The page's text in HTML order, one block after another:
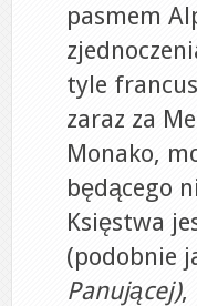
pasmem
tyle
zaraz za
Monako,
będącego
Księstwa
(podobnie
Panującej),